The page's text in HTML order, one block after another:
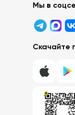
Мы в
Скачайте